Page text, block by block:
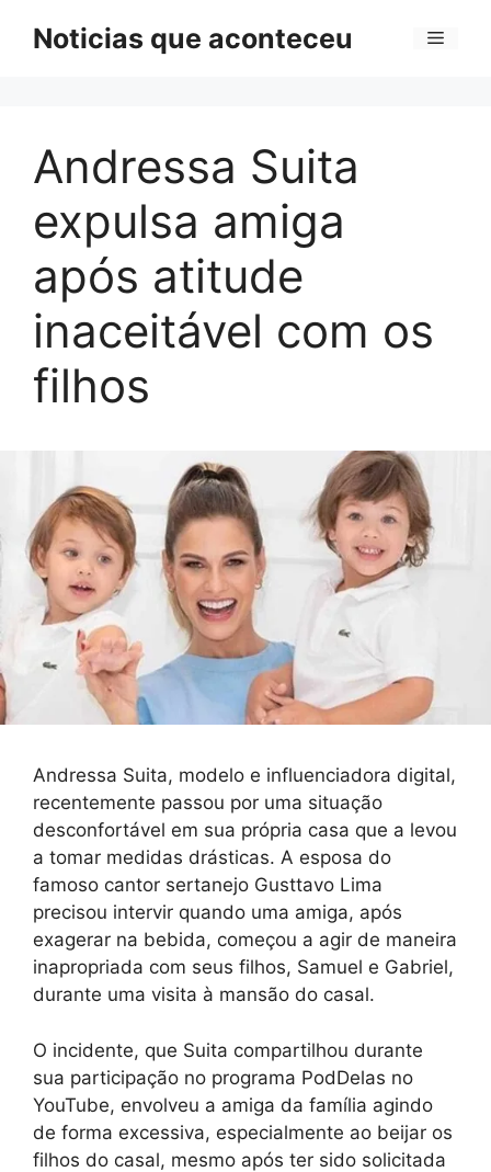
Noticias que aconteceu Menu
Andressa Suita
expulsa amiga
após atitude
inaceitável com os
filhos
Andressa Suita, modelo e influenciadora digital,
recentemente passou por uma situação
desconfortável em sua própria casa que a levou
a tomar medidas drásticas. A esposa do
famoso cantor sertanejo Gusttavo Lima
precisou intervir quando uma amiga, após
exagerar na bebida, começou a agir de maneira
inapropriada com seus filhos, Samuel e Gabriel,
durante uma visita à mansão do casal.
O incidente, que Suita compartilhou durante
sua participação no programa PodDelas no
YouTube, envolveu a amiga da família agindo
de forma excessiva, especialmente ao beijar os
filhos do casal, mesmo após ter sido solicitada